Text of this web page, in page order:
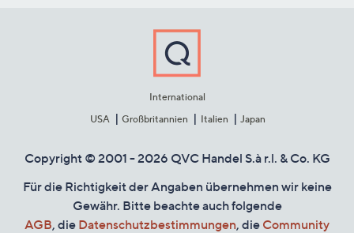
International
USA
Großbritannien Italien Japan
Copyright © 2001 - 2026 QVC Handel S.à r.l. & Co. KG
Für die Richtigkeit der Angaben übernehmen wir keine
Gewähr. Bitte beachte auch folgende
AGB, die Datenschutzbestimmungen, die Community